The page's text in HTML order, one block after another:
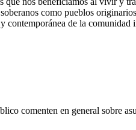
como pueblos
de la comunidad
comenten en general sobre